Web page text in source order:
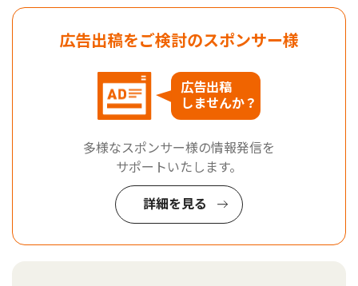
広告出稿をご検討のスポンサー様
広告出稿
しませんか？
多様なスポンサー様の情報発信を
サポートいたします。
詳細を見る